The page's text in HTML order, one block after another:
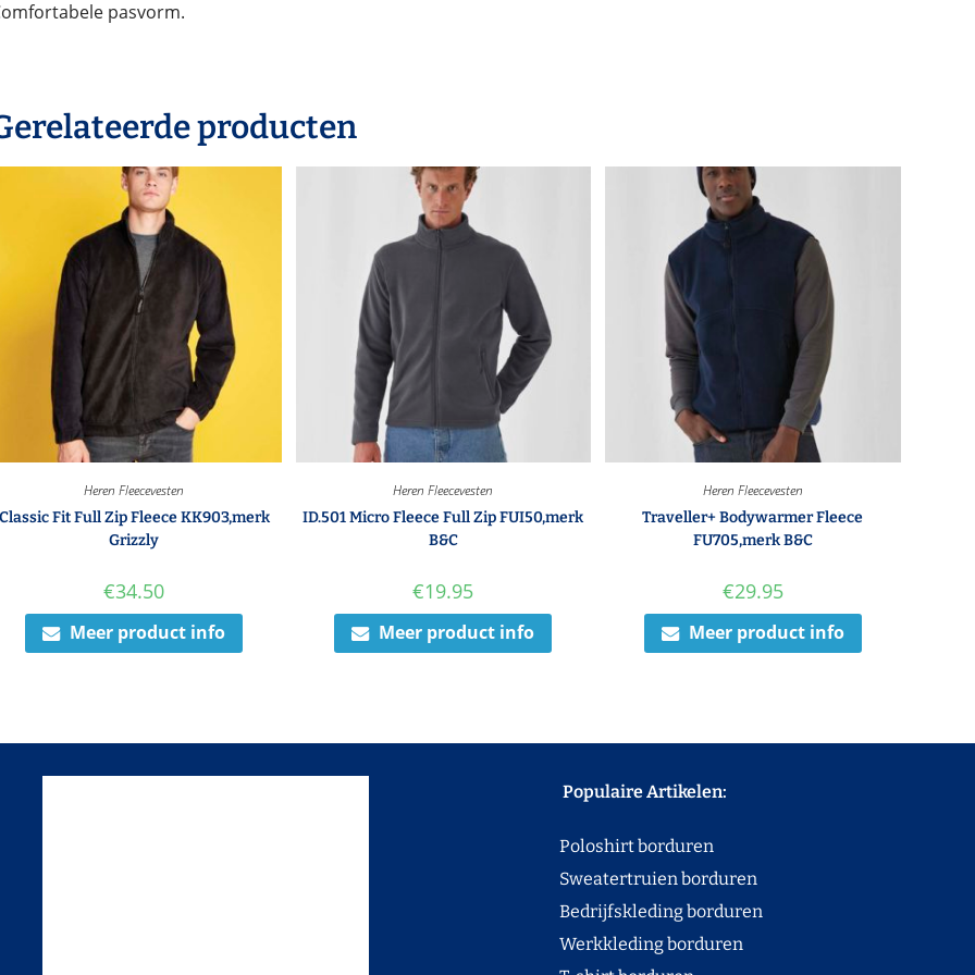
pasvorm.
producten
Heren Fleecevesten
Fit Full Zip Fleece KK903,merk
Grizzly
€34.50
Meer product info
Heren Fleecevesten
ID.501 Micro Fleece Full Zip FUI50,merk
B&C
€19.95
Meer product info
Heren Fleecevesten
Traveller+ Bodywarmer Fleece
FU705,merk B&C
€29.95
Meer product info
Populaire Artikelen:
Poloshirt borduren
Sweatertruien borduren
Bedrijfskleding borduren
Werkkleding borduren